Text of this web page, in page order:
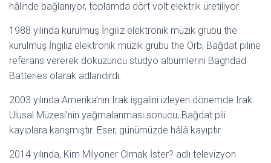
hâlinde bağlanıyor, toplamda dört volt elektrik üretiliyor.
1988 yılında kurulmuş İngiliz elektronik müzik grubu the
kurulmuş İngiliz elektronik müzik grubu the Orb, Bağdat piline
referans vererek dokuzuncu stüdyo albümlerini Baghdad
Batteries olarak adlandırdı.
2003 yılında Amerika’nın Irak işgalini izleyen dönemde Irak
Ulusal Müzesi’nin yağmalanması sonucu, Bağdat pili
kayıplara karışmıştır. Eser, günümüzde hâlâ kayıptır.
2014 yılında, Kim Milyoner Olmak İster? adlı televizyon